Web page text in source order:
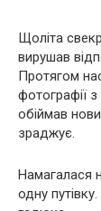
Щоліта
вирушав
Протягом
фотографії
обіймав
зраджує.
Намагалася
одну